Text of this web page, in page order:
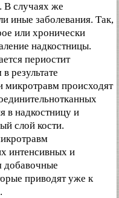
В случаях же
иные заболевания. Так,
или хронически
надкостницы.
периостит
результате
микротравм происходят
в надкостницу и
слой кости.
интенсивных и
добавочные
приводят уже к